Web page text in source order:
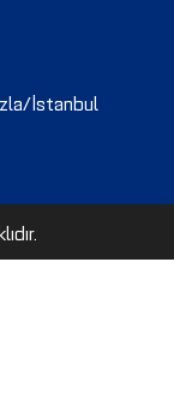
İstanbul